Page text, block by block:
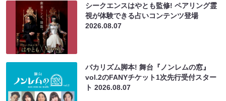
シークエンスはやとも監修! ペアリング霊
視が体験できる占いコンテンツ登場
2026.08.07
バカリズム脚本! 舞台『ノンレムの窓』
vol.2のFANYチケット1次先行受付スター
ト2026.08.07